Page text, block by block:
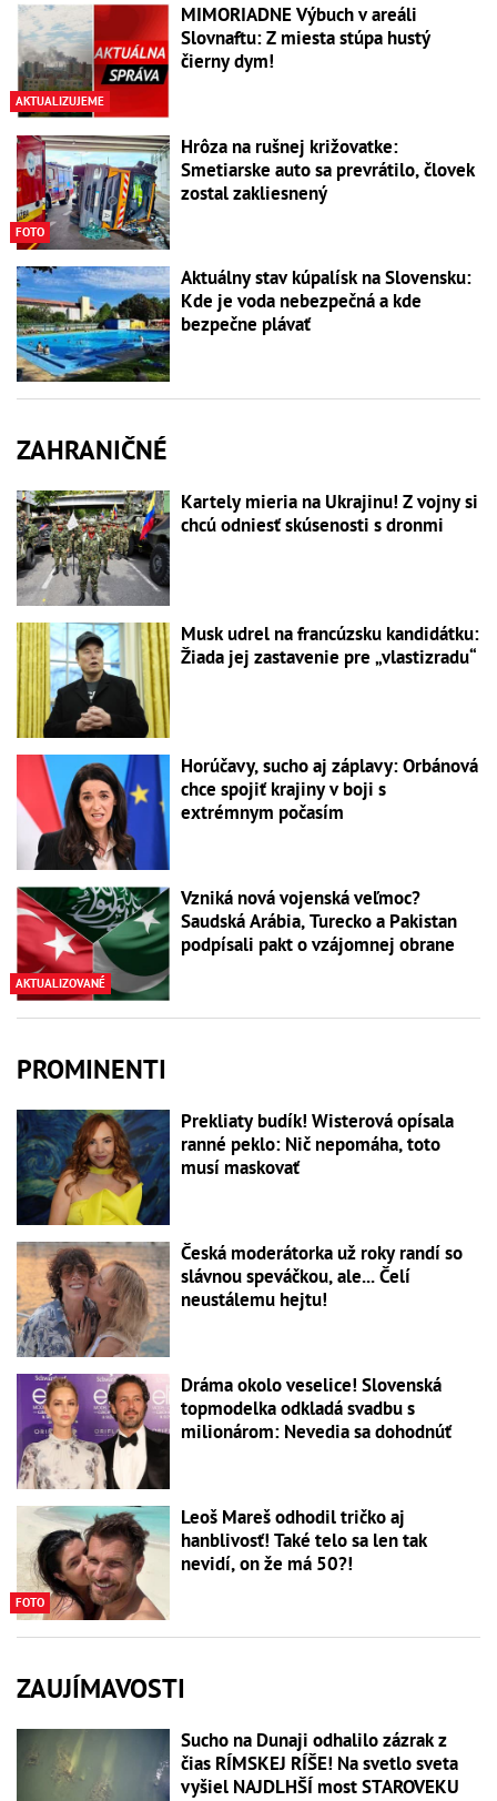
AKTUALIZUJEME
MIMORIADNE Výbuch v areáli
Slovnaftu: Z miesta stúpa hustý
čierny dym!
FOTO
Hrôza na rušnej križovatke:
Smetiarske auto sa prevrátilo, človek
zostal zakliesnený
Aktuálny stav kúpalísk na Slovensku:
Kde je voda nebezpečná a kde
bezpečne plávať
ZAHRANIČNÉ
Kartely mieria na Ukrajinu! Z vojny si
chcú odniesť skúsenosti s dronmi
Musk udrel na francúzsku kandidátku:
Žiada jej zastavenie pre „vlastizradu“
Horúčavy, sucho aj záplavy: Orbánová
chce spojiť krajiny v boji s
extrémnym počasím
AKTUALIZOVANÉ
Vzniká nová vojenská veľmoc?
Saudská Arábia, Turecko a Pakistan
podpísali pakt o vzájomnej obrane
PROMINENTI
Prekliaty budík! Wisterová opísala
ranné peklo: Nič nepomáha, toto
musí maskovať
Česká moderátorka už roky randí so
slávnou speváčkou, ale... Čelí
neustálemu hejtu!
Dráma okolo veselice! Slovenská
topmodelka odkladá svadbu s
milionárom: Nevedia sa dohodnúť
FOTO
Leoš Mareš odhodil tričko aj
hanblivosť! Také telo sa len tak
nevidí, on že má 50?!
ZAUJÍMAVOSTI
Sucho na Dunaji odhalilo zázrak z
čias RÍMSKEJ RÍŠE! Na svetlo sveta
vyšiel NAJDLHŠÍ most STAROVEKU